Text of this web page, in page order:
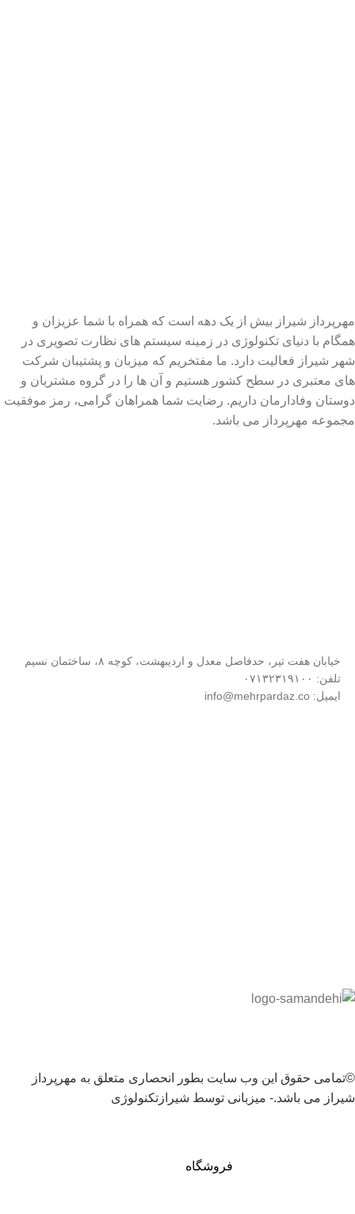
مهرپرداز شیراز بیش از یک دهه است که همراه با شما عزیزان و
همگام با دنیای تکنولوژی در زمینه سیستم های نظارت تصویری در
شهر شیراز فعالیت دارد. ما مفتخریم که میزبان و پشتیبان شرکت
های معتبری در سطح کشور هستیم و آن ها را در گروه مشتریان و
دوستان وفادارمان داریم. رضایت شما همراهان گرامی، رمز موفقیت
مجموعه مهرپرداز می باشد.
خیابان هفت تیر، حدفاصل معدل و اردیبهشت، کوچه ۸، ساختمان نسیم
تلفن: ۰۷۱۳۲۳۱۹۱۰۰
ایمیل: info@mehrpardaz.co
©تمامی حقوق این وب سایت بطور انحصاری متعلق به مهرپرداز
شیراز می باشد.- میزبانی توسط شیرازتکنولوژی
فروشگاه